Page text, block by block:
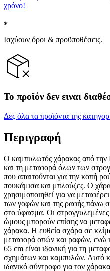
χρόνο!
Ισχύουν όροι & προϋποθέσεις.
Το προϊόν δεν ειναι
Δες όλα τα προϊόντα της
Περιγραφή
Ο καμπυλωτός χάρακας από την
και τη μεταφορά όλων των
που απαιτούνται για την κοπή
πουκάμισα και μπλούζες. Ο
χρησιμοποιηθεί για να
των γοφών και της ραφής πάνω
στο ύφασμα. Οι στρογγυλεμένες
ώμους μπορούν επίσης να
χάρακα. Η ευθεία σχάρα σε
μεταφορά οπών και ραφών, ενώ
65 cm είναι ιδανική για τη
σχημάτων και καμπυλών. Αυτό
ιδανικό σύντροφο για τον